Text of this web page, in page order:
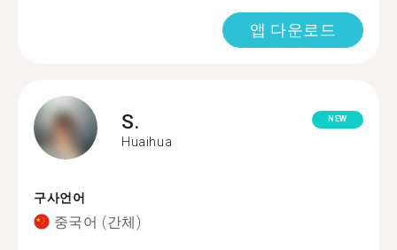
앱 다운로드
S.
Huaihua
NEW
구사언어
중국어 (간체)